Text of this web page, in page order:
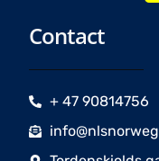
Contact
+ 47 90814756